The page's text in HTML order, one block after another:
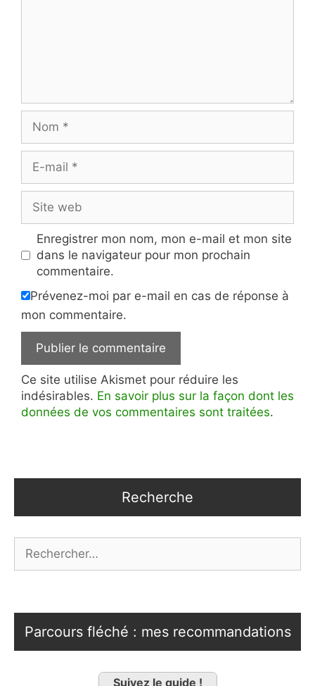
mail
web
Enregistrer mon nom, mon e-mail et mon site
dans le navigateur pour mon prochain
commentaire.
Prévenez-moi par e-mail en cas de réponse à
mon commentaire.
Ce site utilise Akismet pour réduire les
indésirables. En savoir plus sur la façon dont les
données de vos commentaires sont traitées.
Recherche
Parcours fléché : mes recommandations
Suivez le guide !